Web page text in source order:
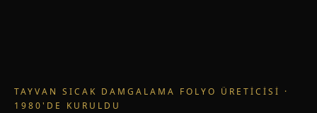
TAYVAN SICAK DAMGALAMA FOLYO ÜRETICISI ·
1980'DE KURULDU